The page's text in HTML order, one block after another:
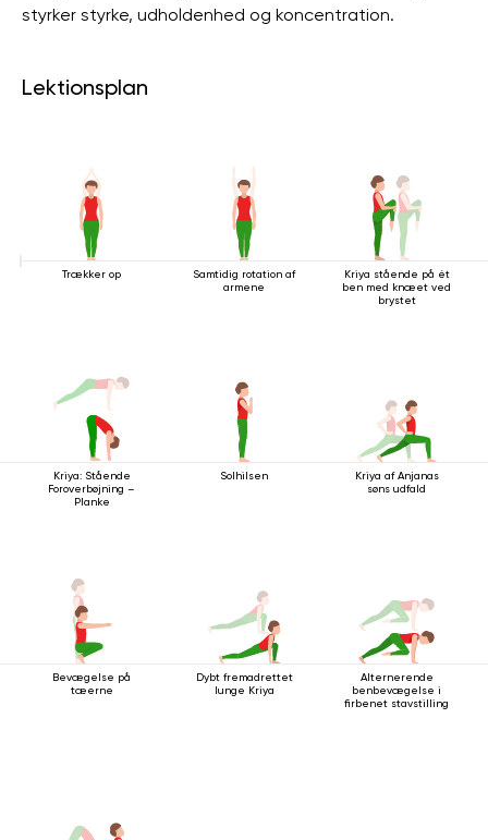
styrker styrke, udholdenhed og koncentration.
Lektionsplan
Trækker op
Samtidig rotation af
armene
Kriya stående på ét
ben med knæet ved
brystet
Kriya: Stående
Foroverbøjning –
Planke
Solhilsen
Kriya af Anjanas
søns udfald
Bevægelse på
tæerne
Dybt fremadrettet
lunge Kriya
Alternerende
benbevægelse i
firbenet stavstilling